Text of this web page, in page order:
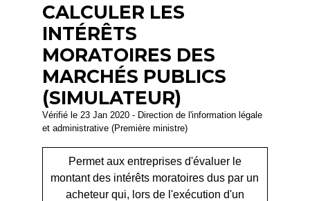
CALCULER LES
INTÉRÊTS
MORATOIRES DES
MARCHÉS PUBLICS
(SIMULATEUR)
Vérifié le 23 Jan 2020 - Direction de l'information légale
et administrative (Première ministre)
Permet aux entreprises d'évaluer le
montant des intérêts moratoires dus par un
acheteur qui, lors de l'exécution d'un